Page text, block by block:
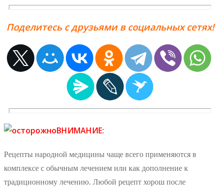
Поделитесь с друзьями в социальных сетях!
ВНИМАНИЕ:
Рецепты народной медицины чаще всего применяются в
комплексе с обычным лечением или как дополнение к
традиционному лечению. Любой рецепт хорош после